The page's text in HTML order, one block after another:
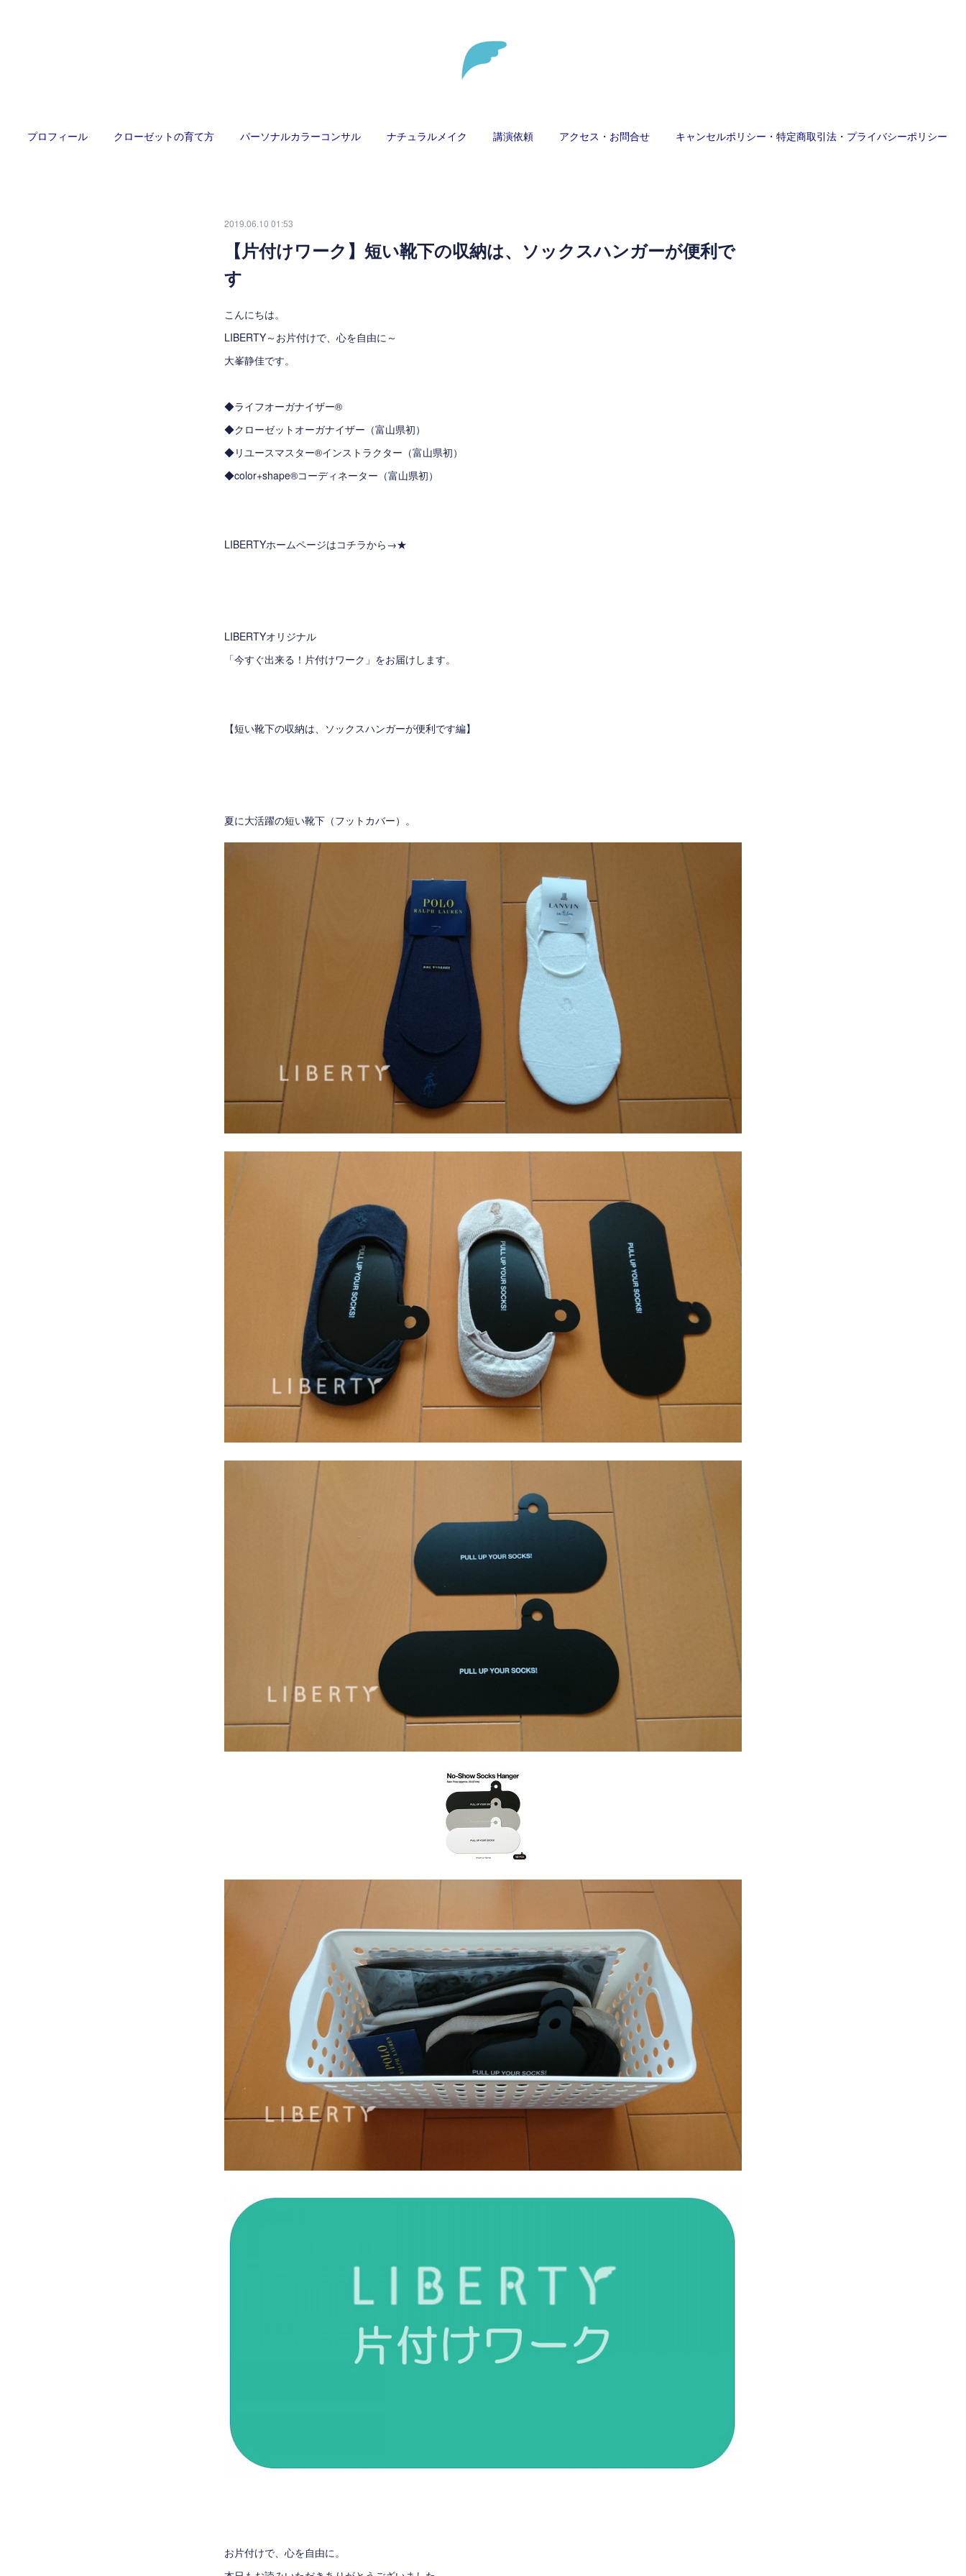
プロフィール クローゼットの育て方 パーソナルカラーコンサル ナチュラルメイク 講演依頼 アクセス・お問合せ キャンセルポリシー・特定商取引法・プライバシーポリシー
2019.06.10 01:53
【片付けワーク】短い靴下の収納は、ソックスハンガーが便利で
す
こんにちは。
LIBERTY～お片付けで、心を自由に～
大峯静佳です。
◆ライフオーガナイザー®
◆クローゼットオーガナイザー（富山県初）
◆リユースマスター®インストラクター（富山県初）
◆color+shape®コーディネーター（富山県初）
LIBERTYホームページはコチラから→★
LIBERTYオリジナル
「今すぐ出来る！片付けワーク」をお届けします。
【短い靴下の収納は、ソックスハンガーが便利です編】
夏に大活躍の短い靴下（フットカバー）。
お片付けで、心を自由に。